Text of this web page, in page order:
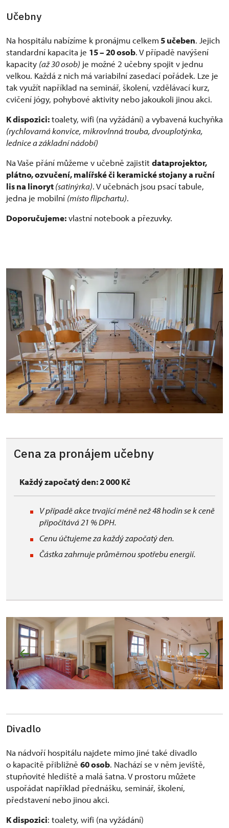
Učebny
Na hospitálu nabízíme k pronájmu celkem 5 učeben. Jejich
standardní kapacita je 15 – 20 osob. V případě navýšení
kapacity (až 30 osob) je možné 2 učebny spojit v jednu
velkou. Každá z nich má variabilní zasedací pořádek. Lze je
tak využít například na seminář, školení, vzdělávací kurz,
cvičení jógy, pohybové aktivity nebo jakoukoli jinou akci.
K dispozici:toalety, wifi (na vyžádání) a vybavená kuchyňka
(rychlovarná konvice, mikrovlnná trouba, dvouplotýnka,
lednice a základní nádobí)
Na Vaše přání můžeme v učebně zajistitdataprojektor,
plátno, ozvučení, malířské či keramické stojany a ruční
lis na linoryt(satinýrka). V učebnách jsou psací tabule,
jedna je mobilní (místo flipchartu).
Doporučujeme:vlastní notebook a přezuvky.
Cena za pronájem učebny
Každý započatý den: 2 000 Kč
V případě akce trvající méně než 48 hodin se k ceně
připočítává 21 % DPH.
Cenu účtujeme za každý započatý den.
Částka zahrnuje průměrnou spotřebu energií.
Divadlo
Na nádvoří hospitálu najdete mimo jiné také divadlo
o kapacitě přibližně 60 osob. Nachází se v něm jeviště,
stupňovité hlediště a malá šatna. V prostoru můžete
uspořádat například přednášku, seminář, školení,
představení nebo jinou akci.
K dispozici: toalety, wifi (na vyžádání)